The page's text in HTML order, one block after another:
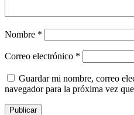
Nombre *
Correo electrónico *
Guardar mi nombre, correo
navegador para la próxima vez